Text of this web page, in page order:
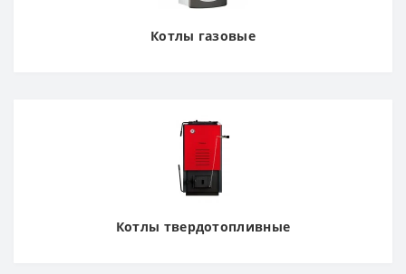
Котлы газовые
Котлы твердотопливные